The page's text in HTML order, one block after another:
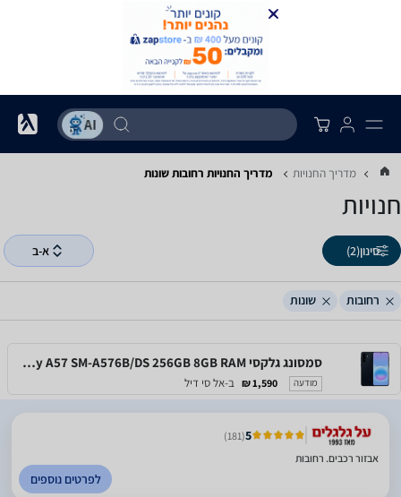
מדריך החנויות מדריך החנויות ‏רחובות ‏שונות
חנויות
סינון(2) א-ב
רחובות שונות
סמסונג גלקסי Samsung Galaxy A57 SM-A576B/DS 256GB 8GB RAM
מודעה 1,590 ₪ ב-אל סי דיל
5
(181)
אבזור רכבים. רחובות
לפרטים נוספים